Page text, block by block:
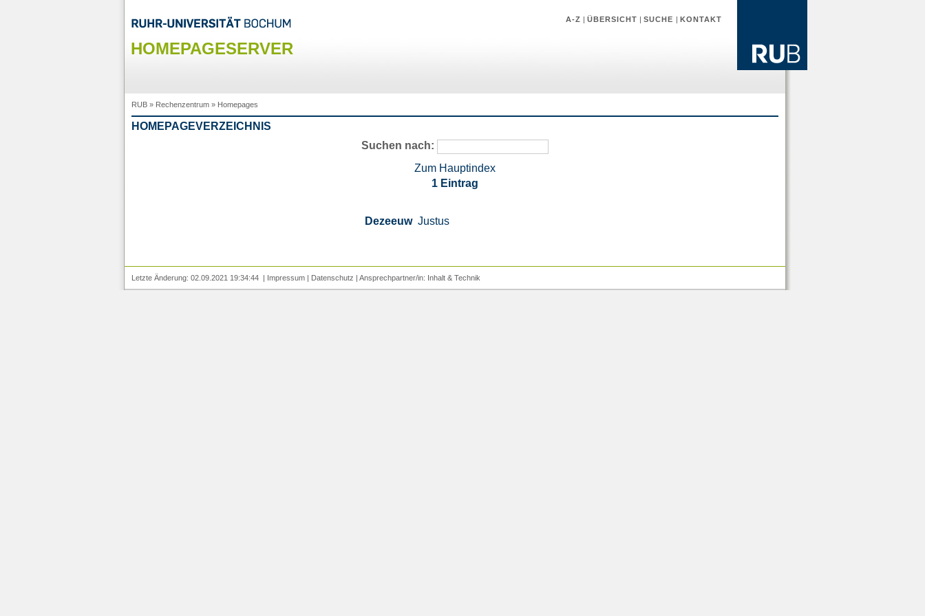
A-Z |ÜBERSICHT |SUCHE |KONTAKT
HOMEPAGESERVER
RUB» Rechenzentrum» Homepages
HOMEPAGEVERZEICHNIS
Suchen nach:
Zum Hauptindex
1 Eintrag
Dezeeuw Justus
Letzte Änderung: 02.09.2021 19:34:44 | Impressum| Datenschutz | Ansprechpartner/in: Inhalt& Technik